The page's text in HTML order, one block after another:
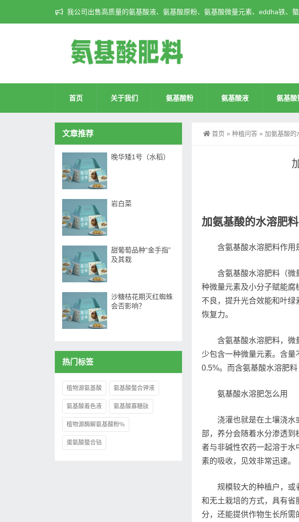
我公司出售高质量的氨基酸液、氨基酸原粉、氨基酸微量元素、eddha铁、
首页 关于我们 氨基酸粉 氨基酸液 氨基酸
首页 » 种植问答 » 加氨基酸的
加氨基酸的水溶肥料
含氨基酸水溶肥料作用
含氨基酸水溶肥料（微
种微量元素及小分子赋能腐
不良，提升光合效能和叶
恢复力。
含氨基酸水溶肥料，微
少包含一种微量元素。含
0.5%。而含氨基酸水溶肥
氨基酸水溶肥怎么用
浇灌也就是在土壤浇水
部，养分会随着水分渗透
者与非碱性农药一起溶于
素的吸收，见效非常迅速。
规模较大的种植户，或
和无土栽培的方式，具有省
分，还能提供作物生长所需
文章推荐
晚华矮1号（水稻）
岩白菜
甜葡萄品种“金手指”
及其栽
沙糖桔花期灭红蜘蛛
会否影响？
热门标签
植物源氨基酸 氨基酸螯合钾液
氨基酸着色液 氨基酸寡糖肽
植物源酶解氨基酸粉%
蛋氨酸螯合钴